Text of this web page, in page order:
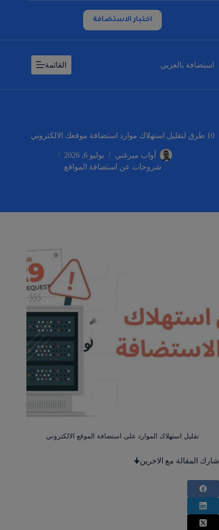
اختبار الاستضافة
استضافة بالعربي القائمة
10 طرق لتقليل استهلاك موارد استضافة موقعك الالكتروني
أواب ميرغني
يوليو 6, 2026
شروحات عن استضافة المواقع
تقليل استهلاك الموارد على استضافة الموقع الالكتروني
شارك المقالة مع الاخرين🠋